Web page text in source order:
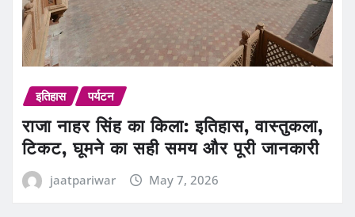
इतिहास पर्यटन
राजा नाहर सिंह का किला: इतिहास, वास्तुकला,
टिकट, घूमने का सही समय और पूरी जानकारी
jaatpariwar May 7, 2026